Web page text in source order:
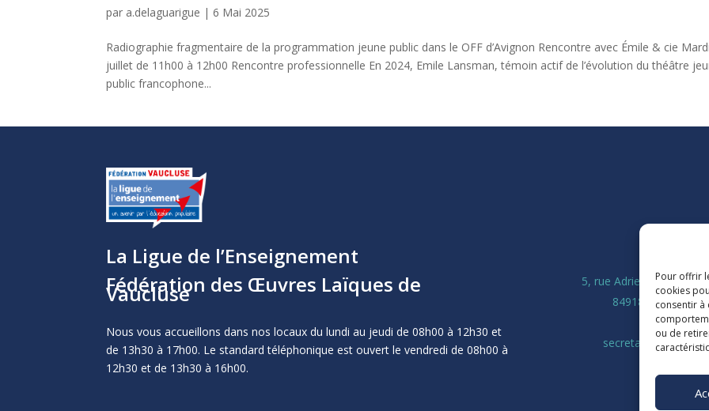
Pour offrir
cookies
consentir à
ou de
par a.delaguarigue |6 Mai 2025
Radiographie fragmentaire de la programmation jeune public dans le OFF d’Avignon Rencontre avec Émile & cie
juillet de 11h00 à 12h00 Rencontre professionnelle En 2024, Emile Lansman, témoin actif de l’évolution du théâtre
public francophone...
La Ligue de l’Enseignement
Fédération des Œuvres Laïques de
Vaucluse
Nous vous accueillons dans nos locaux du lundi au jeudi de 08h00 à 12h30 et
de 13h30 à 17h00. Le standard téléphonique est ouvert le vendredi de 08h00 à
12h30 et de 13h30 à 16h00.
5, rue Adrien Marcel
84918 Avignon
04 90 13